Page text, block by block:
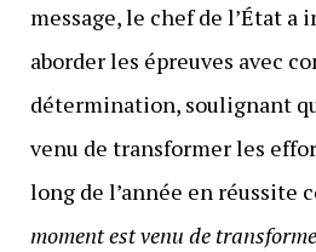
message, le chef de l’État a
aborder les épreuves avec
détermination, soulignant
venu de transformer les
long de l’année en réussite
moment est venu de